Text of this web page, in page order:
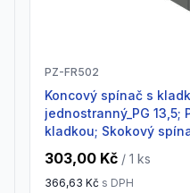
PZ-FR502
Koncový spínač s kladkou a čepem,
jednostranný_PG 13,5;
kladkou; Skokový
303,00 Kč / 1 ks
366,63 Kč s DPH